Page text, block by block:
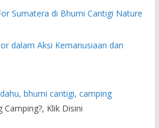
Sumatera di Bhumi Cantigi Nature
dalam Aksi Kemanusiaan dan
Camping?, Klik Disini